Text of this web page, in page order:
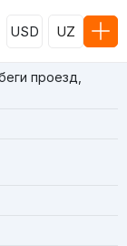
USD UZ
проезд,